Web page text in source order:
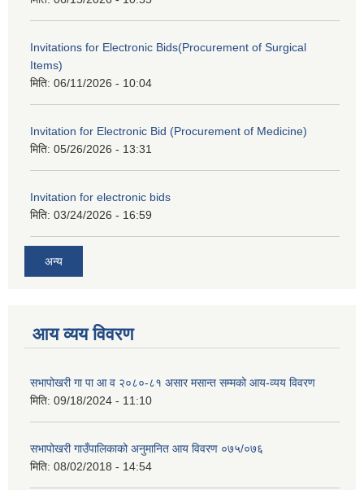
Invitations for Electronic Bids(Procurement of Surgical
Items)
मिति: 06/11/2026 - 10:04
Invitation for Electronic Bid (Procurement of Medicine)
मिति: 05/26/2026 - 13:31
Invitation for electronic bids
मिति: 03/24/2026 - 16:59
अन्य
आय व्यय विवरण
सभापोखरी गा पा आ व २०८०-८१ असार मसान्त सम्मको आय-व्यय विवरण
मिति: 09/18/2024 - 11:10
सभापोखरी गाउँपालिकाको अनुमानित आय विवरण ०७५/०७६
मिति: 08/02/2018 - 14:54